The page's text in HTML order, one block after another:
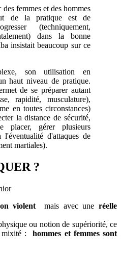
femmes et des hommes
de la pratique est de
(techniquement,
dans la bonne
insistait beaucoup sur ce
son utilisation en
haut niveau de pratique.
de se préparer autant
rapidité, musculature),
en toutes circonstances)
la distance de sécurité,
placer, gérer plusieurs
l'éventualité d'attaques de
martiales).
?
violent mais avec une réelle
ou notion de supériorité, ce
:
hommes et femmes sont